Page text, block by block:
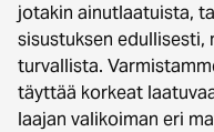
jotakin ainutlaatuista,
sisustuksen edullisesti,
turvallista.
täyttää korkeat
laajan valikoiman eri